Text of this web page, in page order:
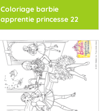
Coloriage barbie
apprentie princesse 22